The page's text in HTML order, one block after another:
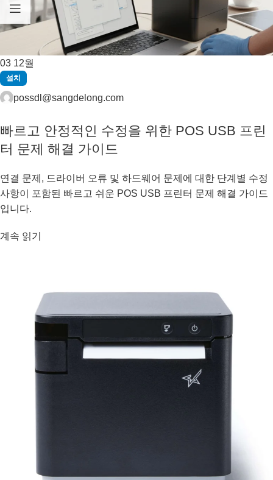
03 12월
설치
possdl@sangdelong.com
빠르고 안정적인 수정을 위한 POS USB 프린
터 문제 해결 가이드
연결 문제, 드라이버 오류 및 하드웨어 문제에 대한 단계별 수정
사항이 포함된 빠르고 쉬운 POS USB 프린터 문제 해결 가이드
입니다.
계속 읽기